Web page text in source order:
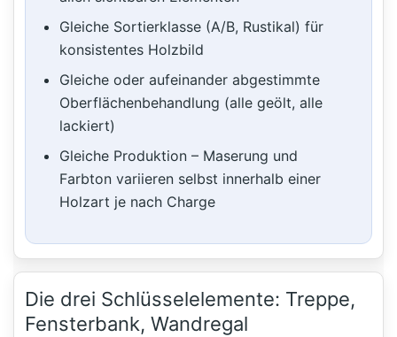
Gleiche Sortierklasse (A/B, Rustikal) für
konsistentes Holzbild
Gleiche oder aufeinander abgestimmte
Oberflächenbehandlung (alle geölt, alle
lackiert)
Gleiche Produktion – Maserung und
Farbton variieren selbst innerhalb einer
Holzart je nach Charge
Die drei Schlüsselelemente: Treppe,
Fensterbank, Wandregal